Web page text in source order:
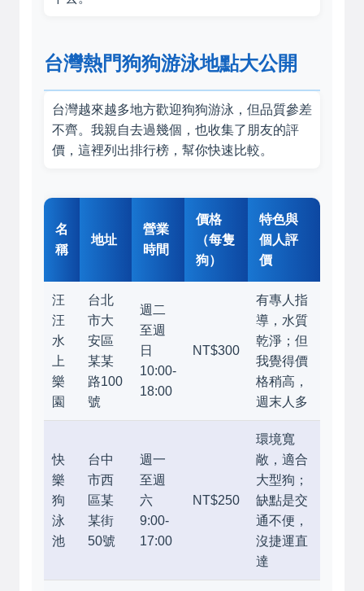
台灣熱門狗狗游泳地點大公開
台灣越來越多地方歡迎狗狗游泳，但品質參差
不齊。我親自去過幾個，也收集了朋友的評
價，這裡列出排行榜，幫你快速比較。
名
稱
地址
營業
時間
價格
（每隻
狗）
特色與
個人評
價
汪
汪
水
上
樂
園
台北
市大
安區
某某
路100
號
週二
至週
日
10:00-
18:00
NT$300
有專人指
導，水質
乾淨；但
我覺得價
格稍高，
週末人多
快
樂
狗
泳
池
台中
市西
區某
某街
50號
週一
至週
六
9:00-
17:00
NT$250
環境寬
敞，適合
大型狗；
缺點是交
通不便，
沒捷運直
達